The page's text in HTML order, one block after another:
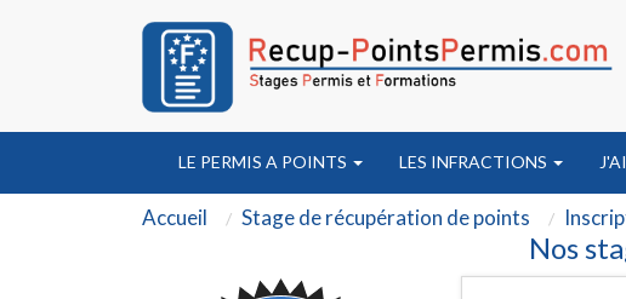
LE PERMIS A POINTS LES INFRACTIONS
Accueil Stage de récupération de points
Nos